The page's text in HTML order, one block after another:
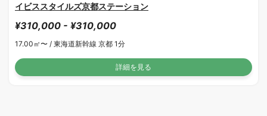
イビススタイルズ京都ステーション
¥310,000 - ¥310,000
17.00㎡〜 / 東海道新幹線 京都 1分
詳細を見る